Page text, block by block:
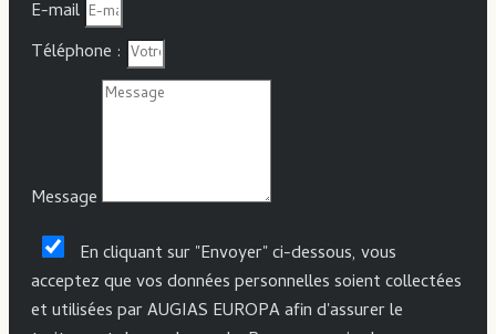
E-mail
Téléphone :
Message
En cliquant sur "Envoyer" ci-dessous, vous
acceptez que vos données personnelles soient collectées
et utilisées par AUGIAS EUROPA afin d'assurer le